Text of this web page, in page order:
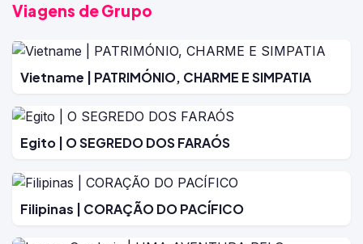
Viagens de Grupo
Vietname | PATRIMÓNIO, CHARME E SIMPATIA
Egito | O SEGREDO DOS FARAÓS
Filipinas | CORAÇÃO DO PACÍFICO